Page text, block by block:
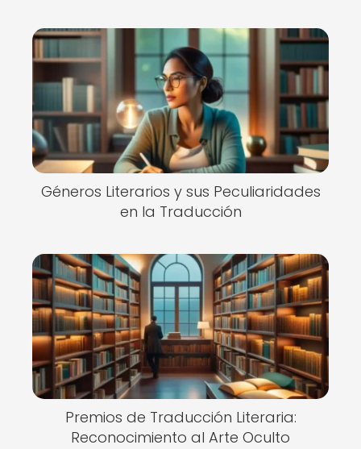
Géneros Literarios y sus Peculiaridades
en la Traducción
Premios de Traducción Literaria:
Reconocimiento al Arte Oculto